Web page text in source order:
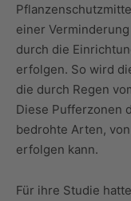
einer
durch die
erfolgen. So wird
die durch Regen
Diese Pufferzonen
bedrohte Arten,
erfolgen kann.
Für ihre Studie